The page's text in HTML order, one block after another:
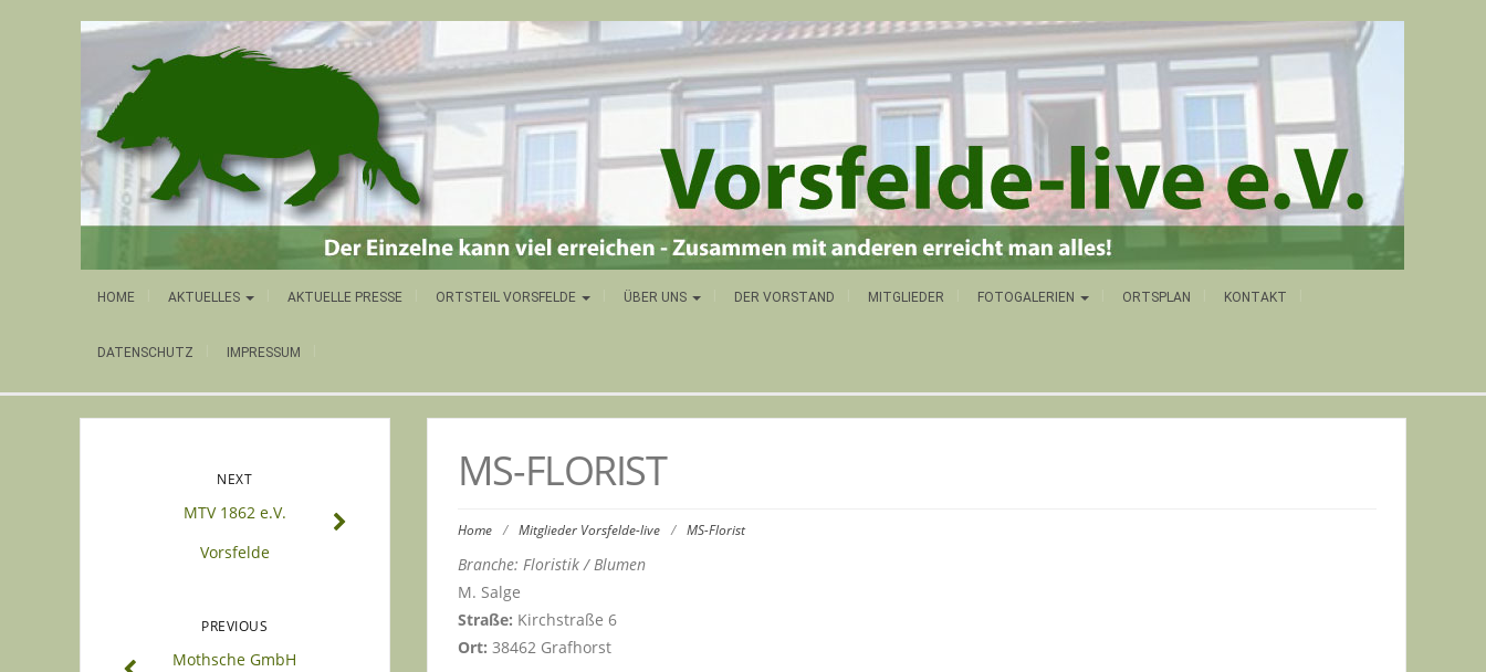
HOME AKTUELLES AKTUELLE PRESSE ORTSTEIL VORSFELDE ÜBER UNS DER VORSTAND MITGLIEDER FOTOGALERIEN ORTSPLAN KONTAKT
DATENSCHUTZ IMPRESSUM
MS-FLORIST
Home / Mitglieder Vorsfelde-live / MS-Florist
Branche: Floristik / Blumen
M. Salge
Straße: Kirchstraße 6
Ort: 38462 Grafhorst
NEXT
MTV 1862 e.V.
Vorsfelde
PREVIOUS
Mothsche GmbH